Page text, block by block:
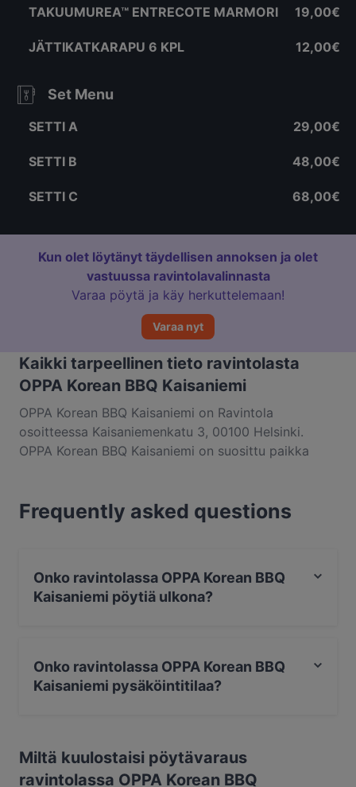
TAKUUMUREA™ ENTRECOTE MARMORI 19,00€
JÄTTIKATKARAPU 6 KPL 12,00€
Set Menu
SETTI A 29,00€
SETTI B 48,00€
SETTI C 68,00€
Kun olet löytänyt täydellisen annoksen ja olet
vastuussa ravintolavalinnasta
Varaa pöytä ja käy herkuttelemaan!
Varaa nyt
Kaikki tarpeellinen tieto ravintolasta
OPPA Korean BBQ Kaisaniemi
OPPA Korean BBQ Kaisaniemi on Ravintola
osoitteessa Kaisaniemenkatu 3, 00100 Helsinki.
OPPA Korean BBQ Kaisaniemi on suosittu paikka
tutustua kohteen OPPA Korean BBQ Kaisaniemi
annoksiin ja kokea autenttinen korealainen ruoka
Frequently asked questions
Onko ravintolassa OPPA Korean BBQ
Kaisaniemi pöytiä ulkona?
Onko ravintolassa OPPA Korean BBQ
Kaisaniemi pysäköintitilaa?
Miltä kuulostaisi pöytävaraus
ravintolassa OPPA Korean BBQ